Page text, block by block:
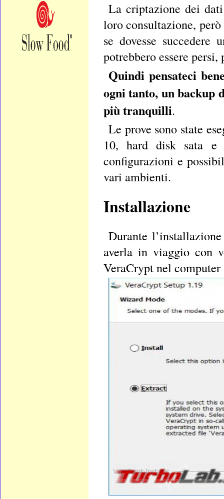
La criptazione dei
loro consultazione,
se dovesse
potrebbero essere
Quindi pensateci
ogni tanto, un backup
più tranquilli.
Le prove sono state
10, hard disk sata e
configurazioni e
vari ambienti.
Installazione
Durante
averla in viaggio con
VeraCrypt nel